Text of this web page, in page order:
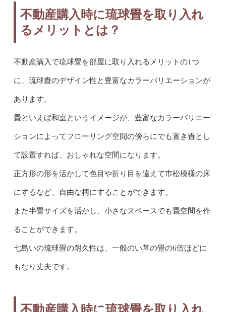
不動産購入時に琉球畳を取り入れ
るメリットとは？
不動産購入で琉球畳を部屋に取り入れるメリットの1つ
に、琉球畳のデザイン性と豊富なカラーバリエーションが
あります。
畳といえば和室というイメージが、豊富なカラーバリエー
ションによってフローリング空間の傍らにでも置き畳とし
て設置すれば、おしゃれな空間になります。
正方形の形を活かして色目や折り目を違えて市松模様の床
にするなど、自由な柄にすることができます。
また半畳サイズを活かし、小さなスペースでも畳空間を作
ることができます。
七島いの琉球畳の耐久性は、一般のい草の畳の6倍ほどに
もなり丈夫です。
不動産購入時に琉球畳を取り入れ